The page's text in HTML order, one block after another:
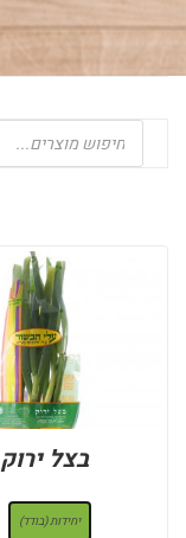
search
בצל ירוק
יחידות (בודד)